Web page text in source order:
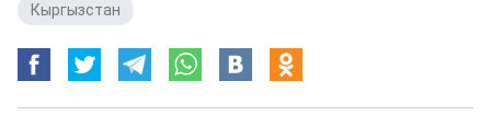
Кыргызстан